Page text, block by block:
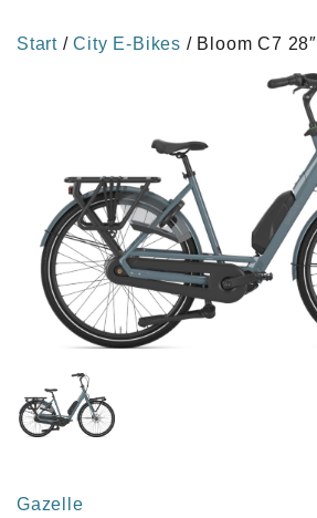
Start /City E-Bikes / Bloom C7 28″
Gazelle